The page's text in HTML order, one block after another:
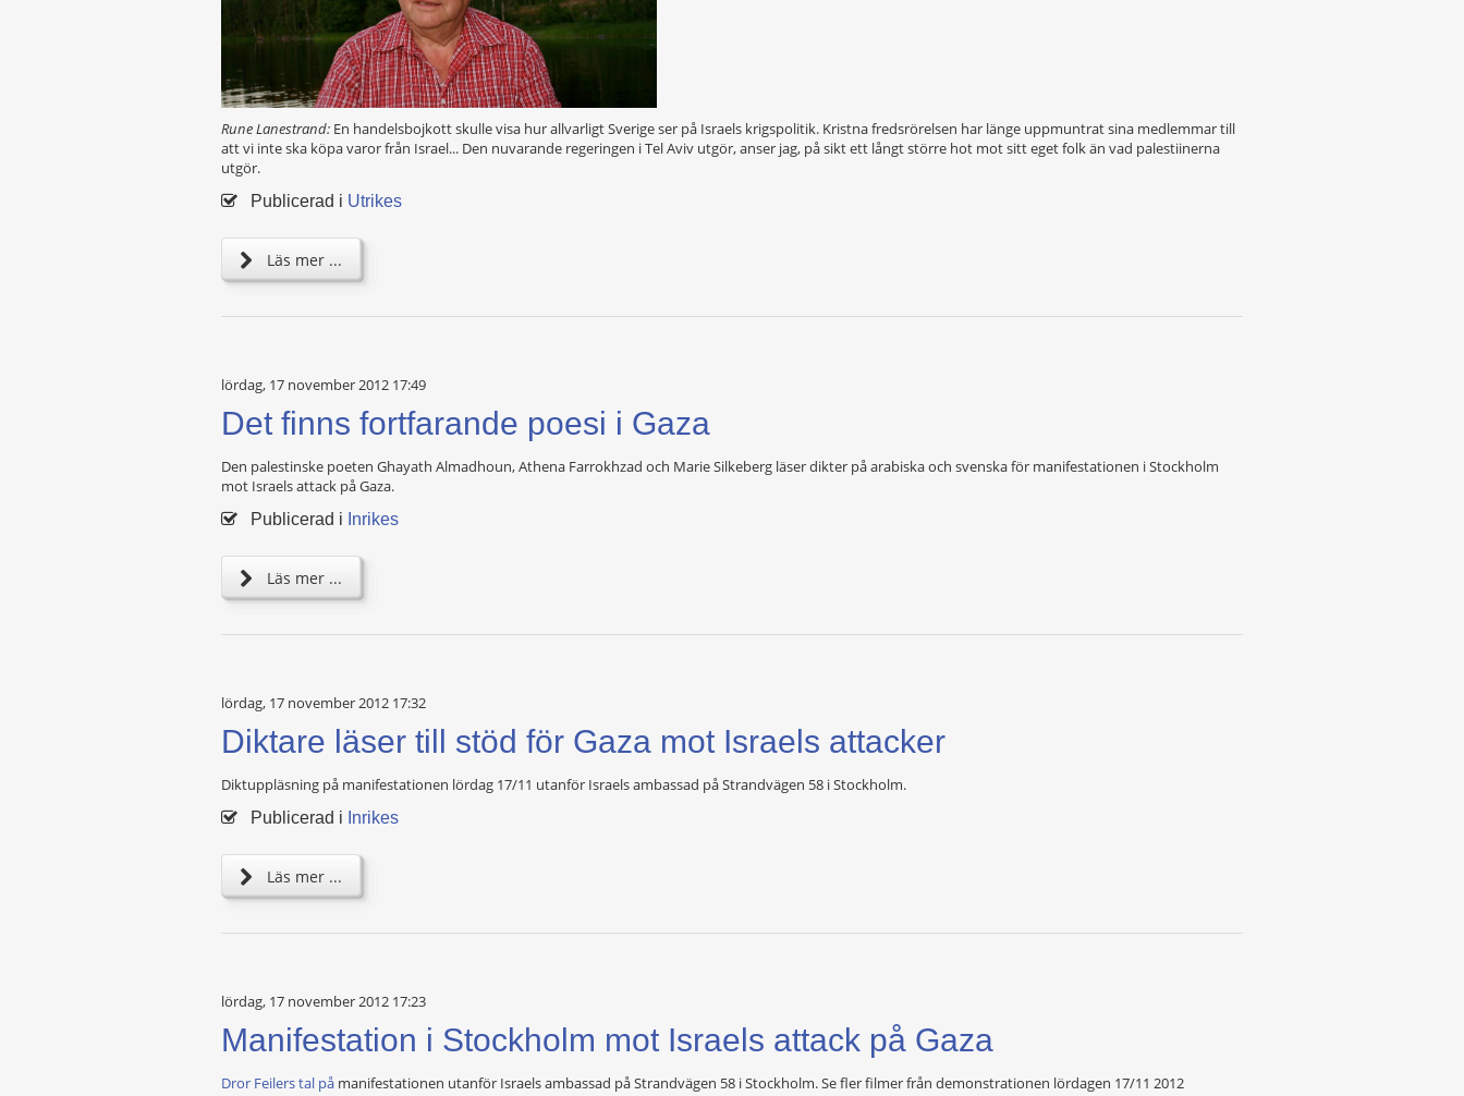
Rune Lanestrand: En handelsbojkott skulle visa hur allvarligt Sverige ser på Israels krigspolitik. Kristna fredsrörelsen har länge uppmuntrat sina medlemmar till
att vi inte ska köpa varor från Israel... Den nuvarande regeringen i Tel Aviv utgör, anser jag, på sikt ett långt större hot mot sitt eget folk än vad palestiinerna
utgör.
Publicerad i Utrikes
Läs mer ...
lördag, 17 november 2012 17:49
Det finns fortfarande poesi i Gaza
Den palestinske poeten Ghayath Almadhoun, Athena Farrokhzad och Marie Silkeberg läser dikter på arabiska och svenska för manifestationen i Stockholm
mot Israels attack på Gaza.
Publicerad i Inrikes
Läs mer ...
lördag, 17 november 2012 17:32
Diktare läser till stöd för Gaza mot Israels attacker
Diktuppläsning på manifestationen lördag 17/11 utanför Israels ambassad på Strandvägen 58 i Stockholm.
Publicerad i Inrikes
Läs mer ...
lördag, 17 november 2012 17:23
Manifestation i Stockholm mot Israels attack på Gaza
Dror Feilers tal på manifestationen utanför Israels ambassad på Strandvägen 58 i Stockholm. Se fler filmer från demonstrationen lördagen 17/11 2012